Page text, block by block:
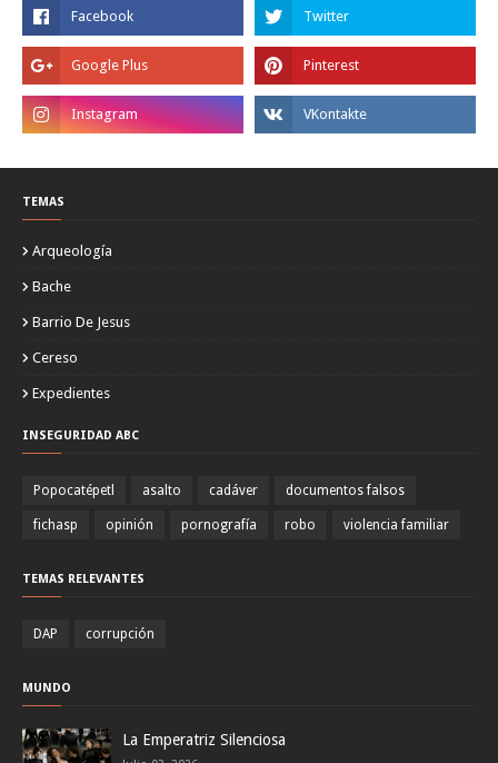
TEMAS
Arqueología
Bache
Barrio De Jesus
Cereso
Expedientes
INSEGURIDAD ABC
Popocatépetl asalto cadáver documentos falsos
fichasp opinión pornografía robo violencia familiar
TEMAS RELEVANTES
DAP corrupción
MUNDO
La Emperatriz Silenciosa